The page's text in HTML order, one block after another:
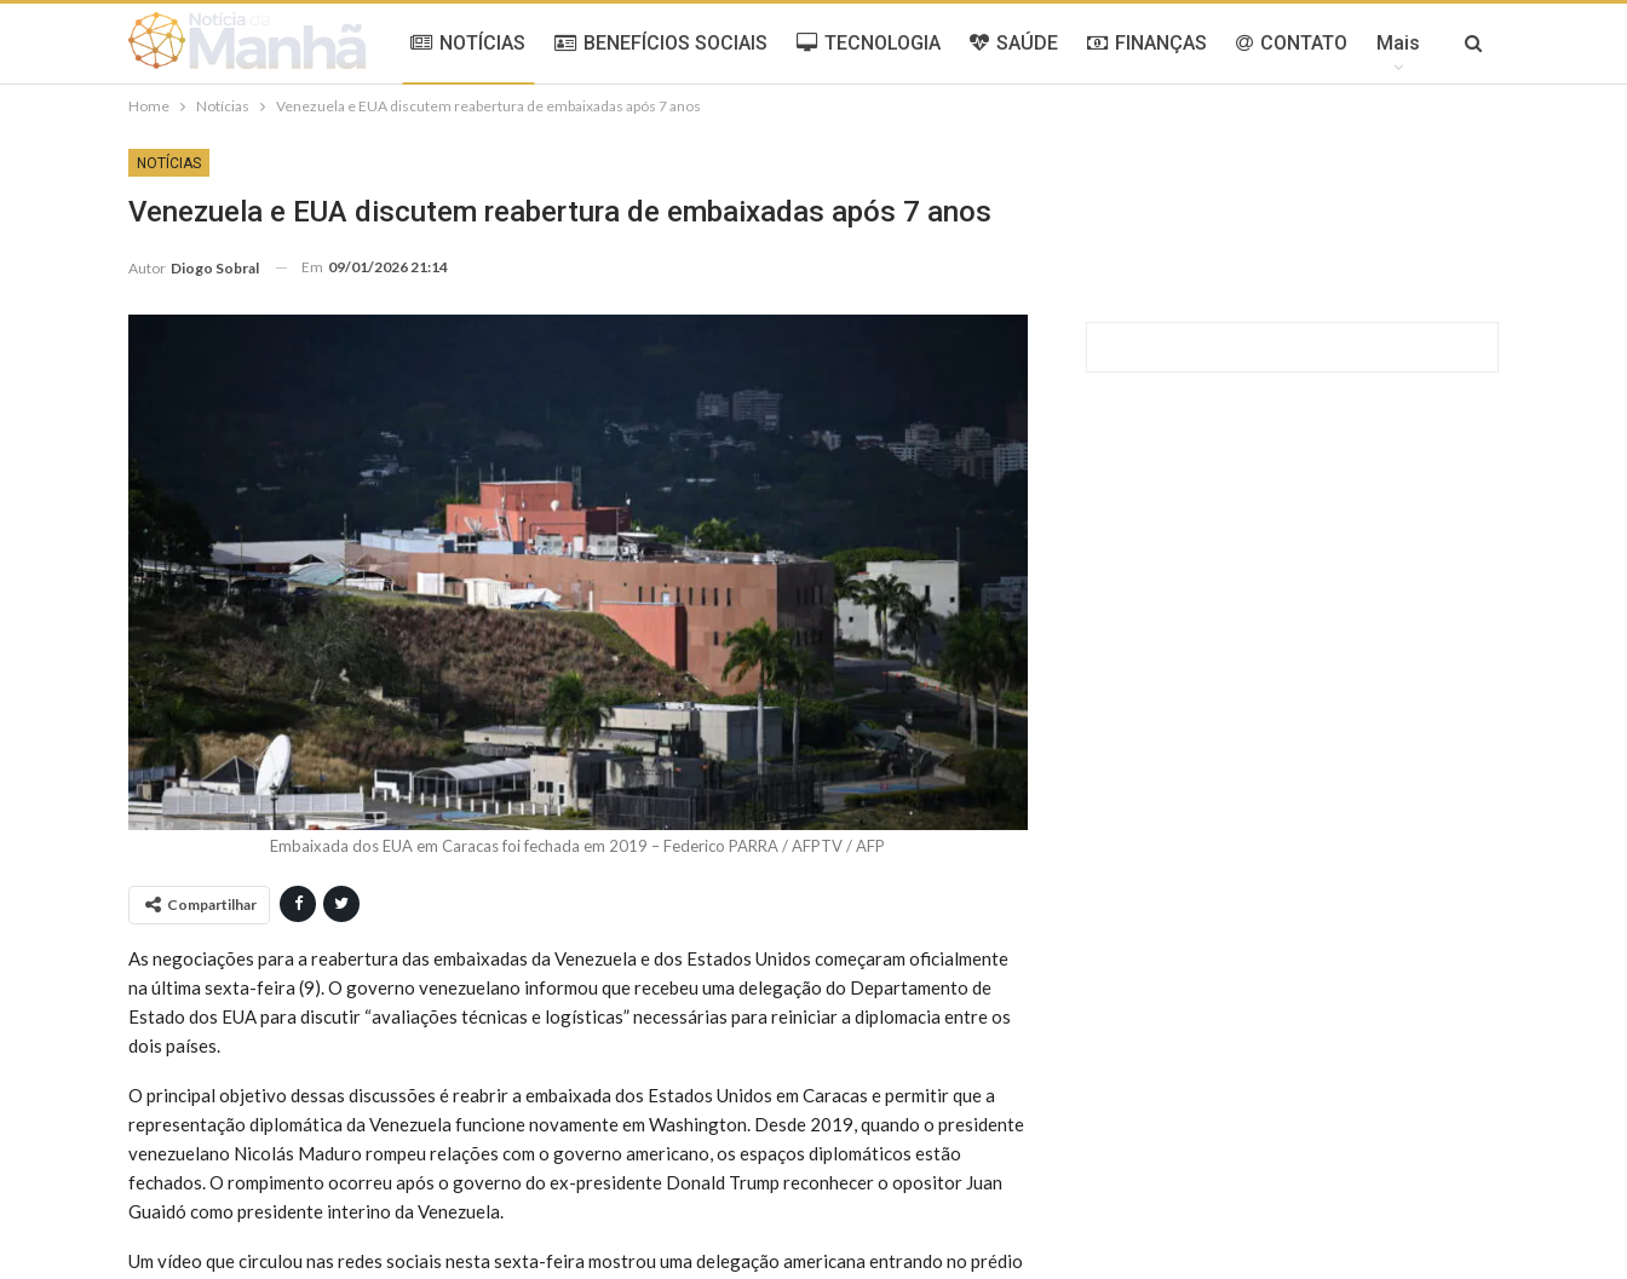
NOTÍCIAS BENEFÍCIOS SOCIAIS TECNOLOGIA SAÚDE FINANÇAS CONTATO Mais
Home Notícias Venezuela e EUA discutem reabertura de embaixadas após 7 anos
NOTÍCIAS
Venezuela e EUA discutem reabertura de embaixadas após 7 anos
Autor Diogo Sobral Em 09/01/2026 21:14
Embaixada dos EUA em Caracas foi fechada em 2019 – Federico PARRA / AFPTV / AFP
Compartilhar
As negociações para a reabertura das embaixadas da Venezuela e dos Estados Unidos começaram oficialmente
na última sexta-feira (9). O governo venezuelano informou que recebeu uma delegação do Departamento de
Estado dos EUA para discutir “avaliações técnicas e logísticas” necessárias para reiniciar a diplomacia entre os
dois países.
O principal objetivo dessas discussões é reabrir a embaixada dos Estados Unidos em Caracas e permitir que a
representação diplomática da Venezuela funcione novamente em Washington. Desde 2019, quando o presidente
venezuelano Nicolás Maduro rompeu relações com o governo americano, os espaços diplomáticos estão
fechados. O rompimento ocorreu após o governo do ex-presidente Donald Trump reconhecer o opositor Juan
Guaidó como presidente interino da Venezuela.
Um vídeo que circulou nas redes sociais nesta sexta-feira mostrou uma delegação americana entrando no prédio